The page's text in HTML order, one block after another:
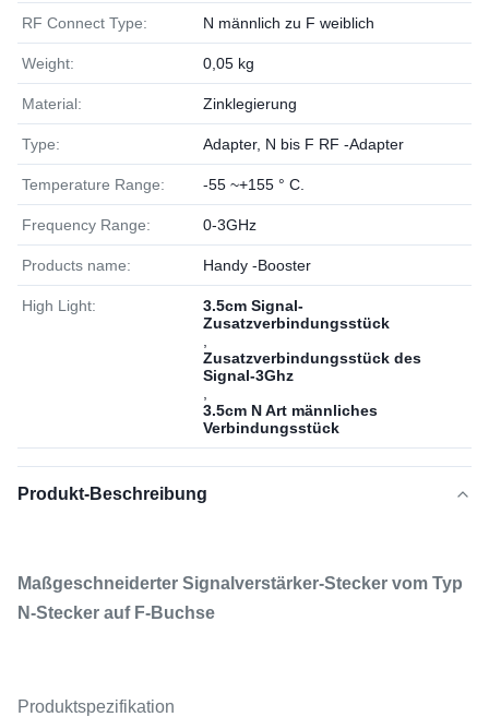
RF Connect Type: N männlich zu F weiblich
Weight: 0,05 kg
Material: Zinklegierung
Type: Adapter, N bis F RF -Adapter
Temperature Range: -55 ~+155 ° C.
Frequency Range: 0-3GHz
Products name: Handy -Booster
High Light:
3.5cm Signal-
Zusatzverbindungsstück
Zusatzverbindungsstück des
Signal-3Ghz
3.5cm N Art männliches
Verbindungsstück
Produkt-Beschreibung
Maßgeschneiderter Signalverstärker-Stecker vom Typ
N-Stecker auf F-Buchse
Produktspezifikation